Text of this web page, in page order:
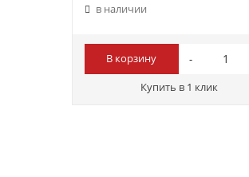
в наличии
В корзину
Купить в 1 клик